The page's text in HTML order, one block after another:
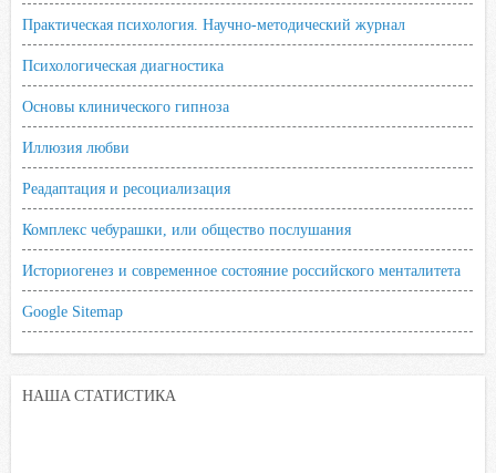
Практическая психология. Научно-методический журнал
Психологическая диагностика
Основы клинического гипноза
Иллюзия любви
Реадаптация и ресоциализация
Комплекс чебурашки, или общество послушания
Историогенез и современное состояние российского менталитета
Google Sitemap
НАША СТАТИСТИКА